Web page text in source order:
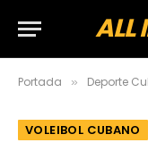
ALL
Portada » Deporte
VOLEIBOL CUBANO